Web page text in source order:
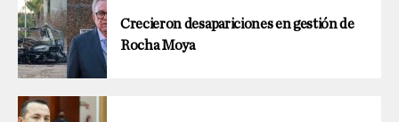
Crecieron desapariciones en gestión de
Rocha Moya